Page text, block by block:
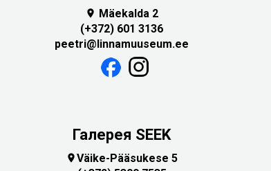
 Mäekalda 2
(+372) 601 3136
peetri@linnamuuseum.ee
Галерея SEEK
Väike-Pääsukese 5